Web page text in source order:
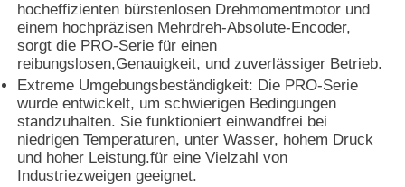
Startseite
hocheffizienten bürstenlosen Drehmomentmotor und
einem hochpräzisen Mehrdreh-Absolute-Encoder,
sorgt die PRO-Serie für einen
reibungslosen,Genauigkeit, und zuverlässiger Betrieb.
Extreme Umgebungsbeständigkeit: Die PRO-Serie
wurde entwickelt, um schwierigen Bedingungen
standzuhalten. Sie funktioniert einwandfrei bei
niedrigen Temperaturen, unter Wasser, hohem Druck
und hoher Leistung.für eine Vielzahl von
Industriezweigen geeignet.